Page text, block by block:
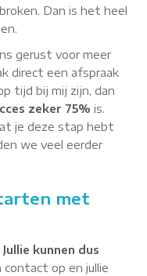
Dan is het heel
gerust voor meer
direct een afspraak
tijd bij mij zijn, dan
zeker 75% is.
je deze stap hebt
we veel eerder
met
Jullie kunnen dus
contact op en jullie